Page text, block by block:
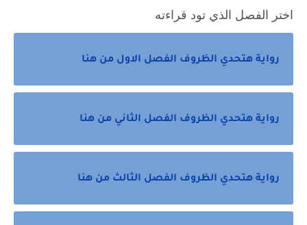
اختر الفصل الذي تود قراءته
رواية هتحدي الظروف الفصل الاول من هنا
رواية هتحدي الظروف الفصل الثاني من هنا
رواية هتحدي الظروف الفصل الثالث من هنا